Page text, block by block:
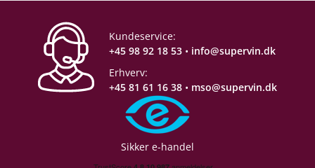
Kundeservice:
+45 98 92 18 53 • info@supervin.dk
Erhverv:
+45 81 61 16 38 • mso@supervin.dk
Sikker e-handel